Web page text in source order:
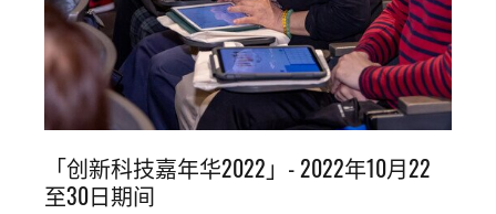
「创新科技嘉年华2022」- 2022年10月22
至30日期间